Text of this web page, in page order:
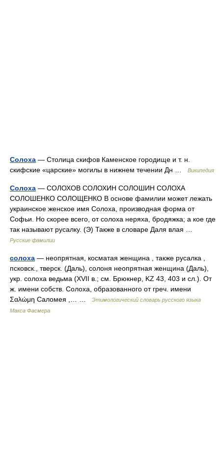
Солоха — Столица скифов Каменское городище и т. н.
скифские «царские» могилы в нижнем течении Дн …
Википедия
Солоха — СОЛОХОВ СОЛОХИН СОЛОШИН СОЛОХА
СОЛОШЕНКО СОЛОЩЕНКО В основе фамилии может лежать
украинское женское имя Солоха, производная форма от
Софьи. Но скорее всего, от солоха неряха, бродяжка; а кое где
так называют русалку. (Э) Также в словаре Даля влая …
Русские фамилии
солоха — неопрятная, косматая женщина , также русалка ,
псковск., тверск. (Даль), солоня неопрятная женщина (Даль),
укр. солоха ведьма (XVII в.; см. Брюкнер, KZ 43, 403 и сл.). От
ж. имени собств. Солоха, образованного от греч. имени
Σαλώμη Саломея ,… …
Этимологический словарь русского языка
Макса Фасмера